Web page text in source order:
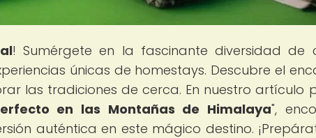
! Sumérgete en la fascinante diversidad de
únicas de homestays. Descubre el
las tradiciones de cerca. En nuestro artículo
en las Montañas de Himalaya",
auténtica en este mágico destino.